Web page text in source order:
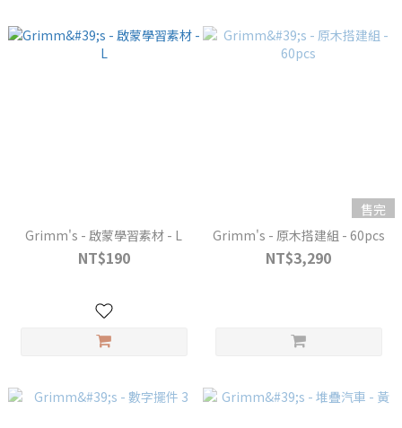
Grimm's - 啟蒙學習素材 - L
NT$190
售完
Grimm's - 原木搭建組 - 60pcs
NT$3,290